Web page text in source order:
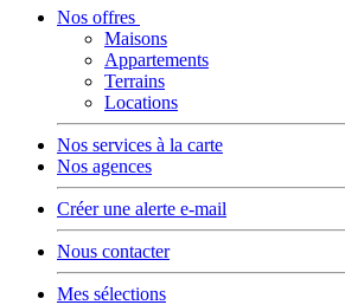
Nos offres
Maisons
Appartements
Terrains
Locations
Nos services à la carte
Nos agences
Créer une alerte e-mail
Nous contacter
Mes sélections